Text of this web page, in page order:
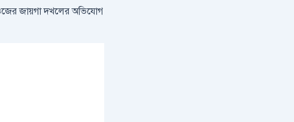
জায়গা দখলের অভিযোগ